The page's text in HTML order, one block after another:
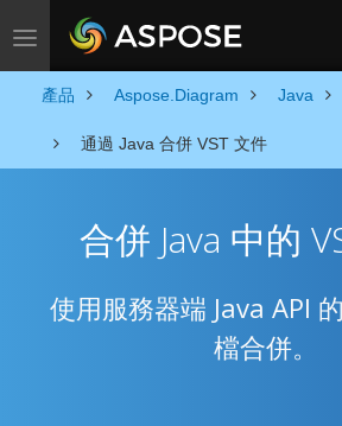
Toggle navigation
產品 Aspose.Diagram Java
通過 Java 合併 VST 文件
合併 Java 中的
使用服務器端 Java API
檔合併。